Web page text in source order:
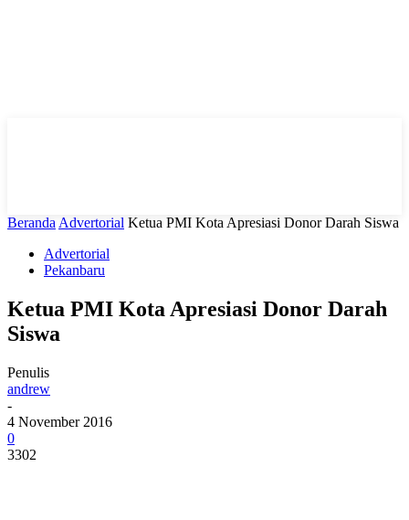
Beranda Advertorial Ketua PMI Kota Apresiasi Donor Darah Siswa
Advertorial
Pekanbaru
Ketua PMI Kota Apresiasi Donor Darah
Siswa
Penulis
andrew
-
4 November 2016
0
3302